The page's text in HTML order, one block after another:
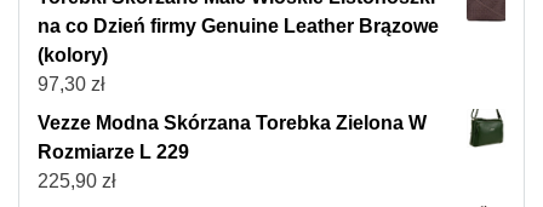
na co Dzień firmy Genuine Leather Brązowe
(kolory)
97,30 zł
Vezze Modna Skórzana Torebka Zielona W
Rozmiarze L 229
225,90 zł